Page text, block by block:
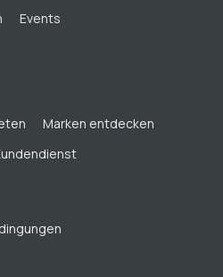
Events
Marken entdecken